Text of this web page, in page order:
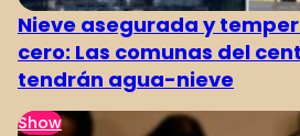
Nieve asegurada y
cero: Las comunas del
tendrán agua-nieve
Show